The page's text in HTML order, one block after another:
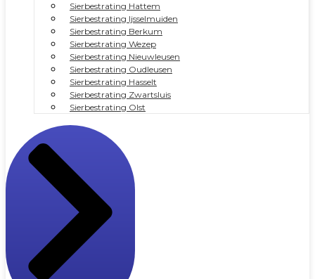
Sierbestrating Hattem
Sierbestrating Ijsselmuiden
Sierbestrating Berkum
Sierbestrating Wezep
Sierbestrating Nieuwleusen
Sierbestrating Oudleusen
Sierbestrating Hasselt
Sierbestrating Zwartsluis
Sierbestrating Olst